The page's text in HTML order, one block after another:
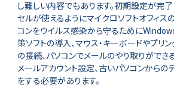
し難しい内容でもあります。初期設定が完了
セルが使えるようにマイクロソフトオフィス
コンをウイルス感染から守るために
策ソフトの導入、マウス・キーボードやプリ
の接続、パソコンでメールのやり取りができ
メールアカウント設定、古いパソコンから
をする必要があります。